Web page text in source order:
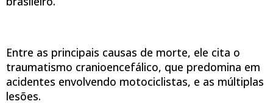
Entre as principais causas de morte, ele cita o
traumatismo cranioencefálico, que predomina em
acidentes envolvendo motociclistas, e as múltiplas
lesões.